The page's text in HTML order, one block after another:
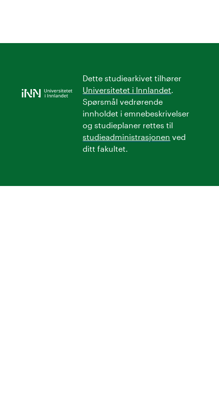
Dette studiearkivet tilhører
Universitetet i Innlandet
Spørsmål vedrørende
innholdet i emnebeskrivelser
og studieplaner rettes til
studieadministrasjonen ved
ditt fakultet.